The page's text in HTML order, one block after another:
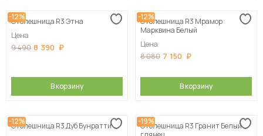
-12%
Столешница R3 Этна
Цена
9 490 8 390
В корзину
-12%
Столешница R3 Мрамор
Марквина Белый
Цена
8 080 7 150
В корзину
-12%
Столешница R3 Дуб Бунратти
-19%
Столешница R3 Гранит Белый